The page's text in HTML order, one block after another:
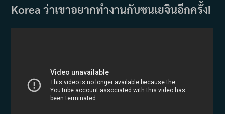
Korea ว่าเขาอยากทำงานกับซนเยจินอีกครั้ง!